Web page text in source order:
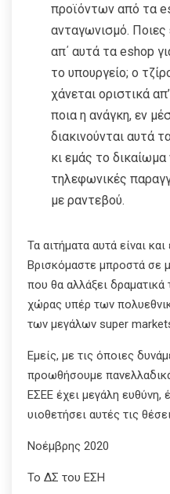
προϊόντων από τα
ανταγωνισμό. Ποιες
απ΄ αυτά τα eshop
το υπουργείο; ο
χάνεται οριστικά
ποια η ανάγκη, εν
διακινούνται αυτά
κι εμάς το
τηλεφωνικές
με ραντεβού.
Τα αιτήματα αυτά είναι και
Βρισκόμαστε μπροστά σε
που θα αλλάξει
χώρας υπέρ των
των μεγάλων super
Εμείς, με τις όποιες
προωθήσουμε
ΕΣΕΕ έχει μεγάλη ευθύνη,
υιοθετήσει αυτές τις
Νοέμβρης 2020
Το ΔΣ του ΕΣΗ